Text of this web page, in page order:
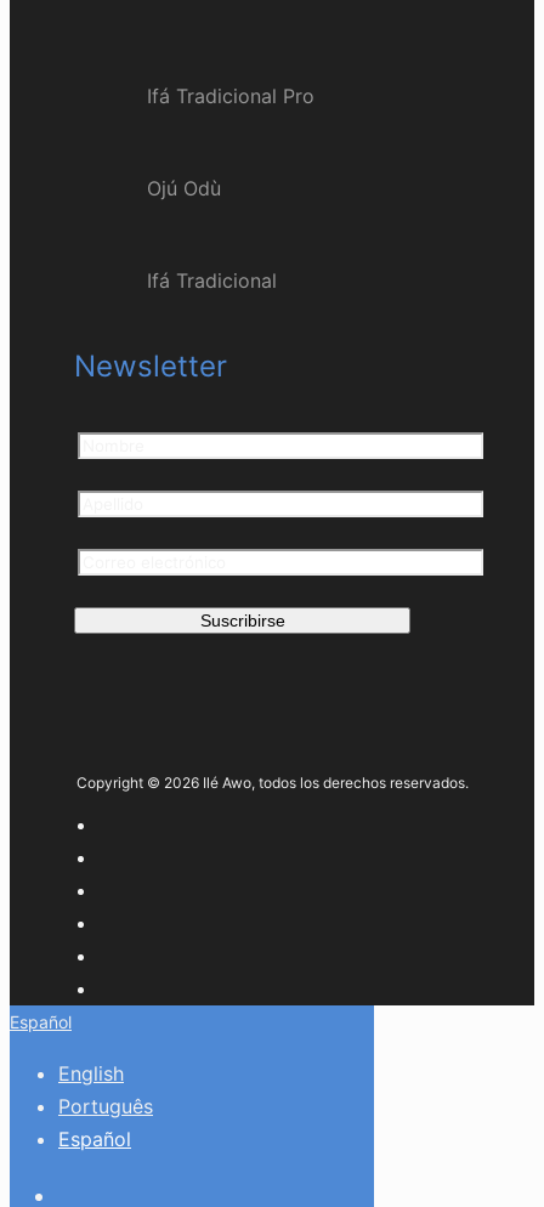
Ifá Tradicional Pro
Ojú Odù
Ifá Tradicional
Newsletter
Copyright © 2026 Ilé Awo, todos los derechos reservados.
Español
English
Português
Español